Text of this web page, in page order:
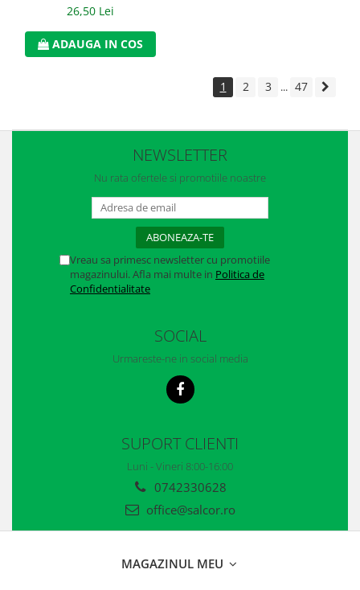
26,50 Lei
ADAUGA IN COS
1 2 3 ... 47
NEWSLETTER
Nu rata ofertele si promotiile noastre
Vreau sa primesc newsletter cu promotiile
magazinului. Afla mai multe in Politica de
Confidentialitate
SOCIAL
Urmareste-ne in social media
SUPORT CLIENTI
Luni - Vineri 8:00-16:00
0742330628
office@salcor.ro
MAGAZINUL MEU